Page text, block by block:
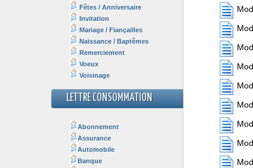
Fêtes / Anniversaire
Invitation
Mariage / Fiançailles
Naissance / Baptêmes
Remerciement
Voeux
Voisinage
LETTRE CONSOMMATION
Abonnement
Assurance
Automobile
Banque